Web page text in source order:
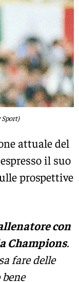
attuale del
il suo
prospettive
con
Champions.
fare delle